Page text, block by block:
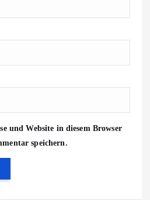
und Website in diesem Browser
speichern.